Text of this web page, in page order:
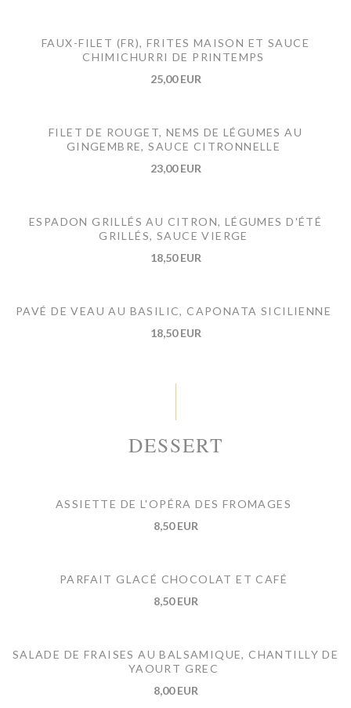
FAUX-FILET (FR), FRITES MAISON ET SAUCE
CHIMICHURRI DE PRINTEMPS
25,00 EUR
FILET DE ROUGET, NEMS DE LÉGUMES AU
GINGEMBRE, SAUCE CITRONNELLE
23,00 EUR
ESPADON GRILLÉS AU CITRON, LÉGUMES D'ÉTÉ
GRILLÉS, SAUCE VIERGE
18,50 EUR
PAVÉ DE VEAU AU BASILIC, CAPONATA SICILIENNE
18,50 EUR
DESSERT
ASSIETTE DE L'OPÉRA DES FROMAGES
8,50 EUR
PARFAIT GLACÉ CHOCOLAT ET CAFÉ
8,50 EUR
SALADE DE FRAISES AU BALSAMIQUE, CHANTILLY DE
YAOURT GREC
8,00 EUR